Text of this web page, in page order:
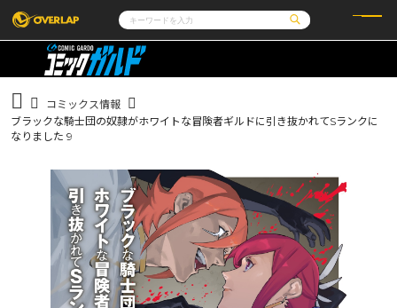
コミック
コミッククリエ
LiQulle
ラブパルフェ
ライトノベル
その他
コミックエッセイ
ポケットモンスター
通販・NEWS
企業
採用情報
アクセス
オーバーラップホールディングス
お問い合わせはこちら
オーバーラップ文庫
オーバーラップノベルス
コミックス情報
ブラックな騎士団の奴隷がホワイトな冒険者ギルドに引き抜かれてSランクに
なりました 9